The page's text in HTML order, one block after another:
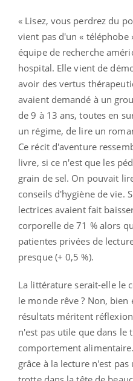
« Lisez, vous perdrez du
vient pas d'un « téléphobe
équipe de recherche
hospital. Elle vient de
avoir des vertus
avaient demandé à un
de 9 à 13 ans, toutes en
un régime, de lire un
Ce récit d'aventure
livre, si ce n'est que les
grain de sel. On pouvait
conseils d'hygiène de vie.
lectrices avaient fait
corporelle de 71 % alors
patientes privées de
presque (+ 0,5 %).
La littérature serait-elle le
le monde rêve ? Non,
résultats méritent
n'est pas utile que dans le
comportement
grâce à la lecture n'est